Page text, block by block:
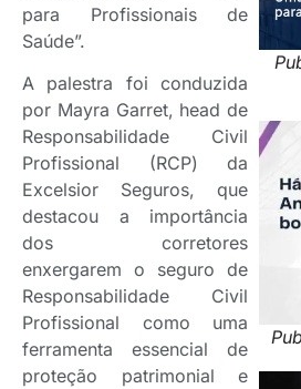
para Profissionais de
Saúde”.
A palestra foi conduzida
por Mayra Garret, head de
Responsabilidade Civil
Profissional (RCP) da
Excelsior Seguros, que
destacou a importância
dos corretores
enxergarem o seguro de
Responsabilidade Civil
Profissional como uma
ferramenta essencial de
proteção patrimonial e